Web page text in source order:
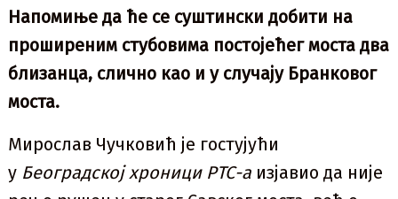
Напомиње да ће се суштински добити на
проширеним стубовима постојећег моста два
близанца, слично као и у случају Бранковог
моста.
Мирослав Чучковић је гостујући
у Београдској хроници РТС-а изјавио да није